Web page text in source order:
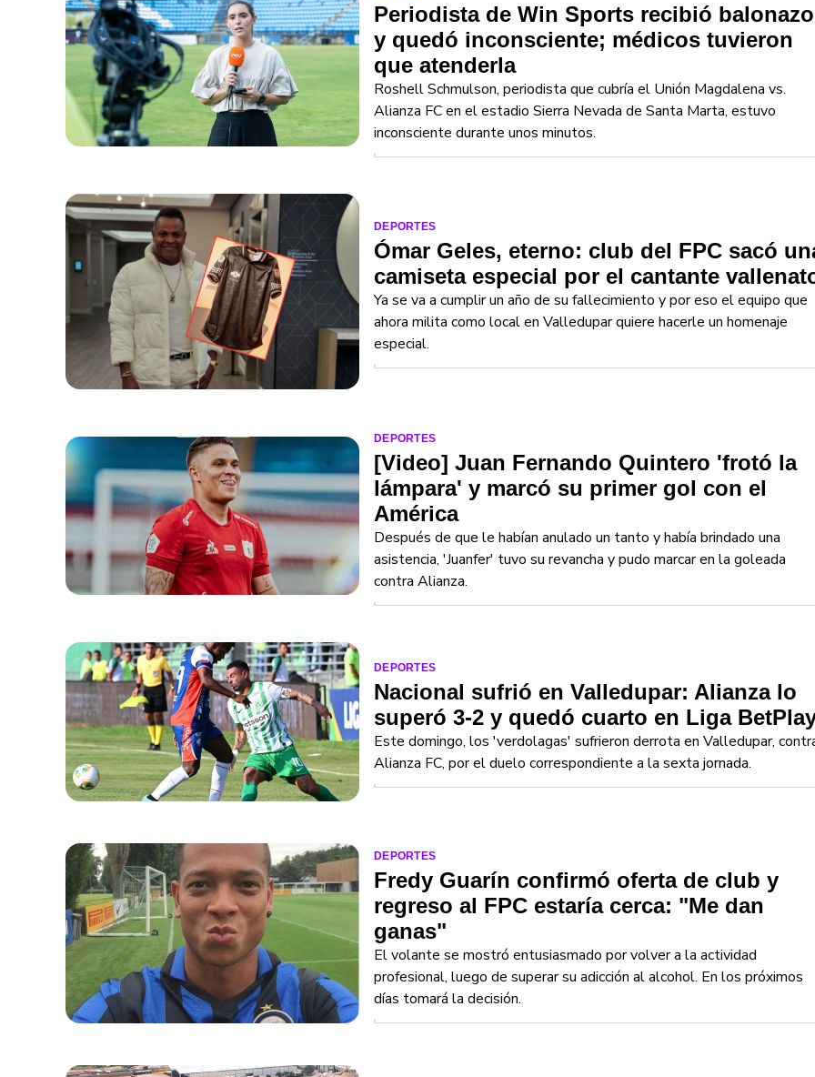
Periodista de Win Sports recibió balonazo
y quedó inconsciente; médicos tuvieron
que atenderla
Roshell Schmulson, periodista que cubría el Unión Magdalena vs.
Alianza FC en el estadio Sierra Nevada de Santa Marta, estuvo
inconsciente durante unos minutos.
DEPORTES
Ómar Geles, eterno: club del FPC sacó
camiseta especial por el cantante
Ya se va a cumplir un año de su fallecimiento y por eso el equipo que
ahora milita como local en Valledupar quiere hacerle un homenaje
especial.
DEPORTES
[Video] Juan Fernando Quintero 'frotó la
lámpara' y marcó su primer gol con el
América
Después de que le habían anulado un tanto y había brindado una
asistencia, 'Juanfer' tuvo su revancha y pudo marcar en la goleada
contra Alianza.
DEPORTES
Nacional sufrió en Valledupar: Alianza lo
superó 3-2 y quedó cuarto en Liga
Este domingo, los 'verdolagas' sufrieron derrota en Valledupar,
Alianza FC, por el duelo correspondiente a la sexta jornada.
DEPORTES
Fredy Guarín confirmó oferta de club y
regreso al FPC estaría cerca: "Me dan
ganas"
El volante se mostró entusiasmado por volver a la actividad
profesional, luego de superar su adicción al alcohol. En los próximos
días tomará la decisión.